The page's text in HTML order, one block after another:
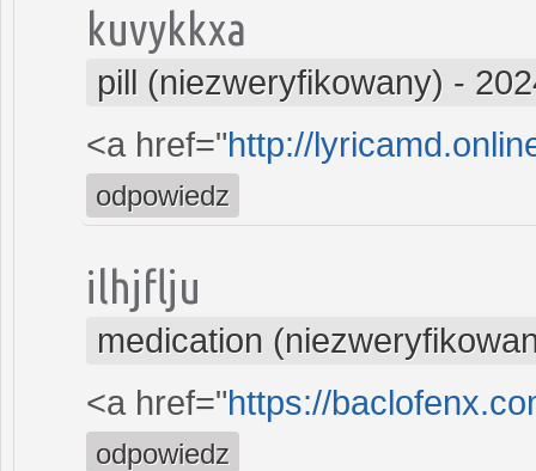
kuvykkxa
pill (niezweryfikowany) -
<a href="http://
odpowiedz
ilhjflju
medication
<a href="https://
odpowiedz